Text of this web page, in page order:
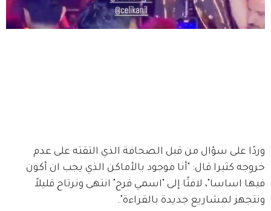
وردًا على سؤال من قبل الصحافة الذي التقته على عدم
خروجه كثيرا قال: "أنا موجود بالأماكن الذي يجب ان أكون
فيها اساسا"، لافتًا إلى "اسمي فرح" انتهى ونرتاح قليلاً
ونتجهز لمشاريع جديدة بالقراءة".